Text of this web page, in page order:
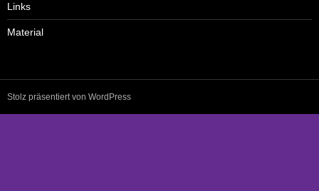
Links
Material
Stolz präsentiert von WordPress